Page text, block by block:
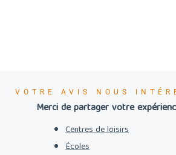
VOTRE AVIS NOUS
Merci de partager votre
Centres de loisirs
Écoles